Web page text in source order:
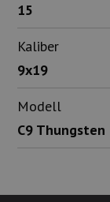
15
Kaliber
9x19
Modell
C9 Thungsten